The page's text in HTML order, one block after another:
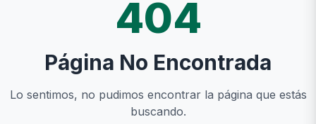
404
Página No Encontrada
Lo sentimos, no pudimos encontrar la página que estás
buscando.